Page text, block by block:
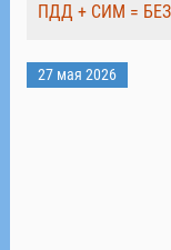
ПДД + СИМ =
27 мая 2026